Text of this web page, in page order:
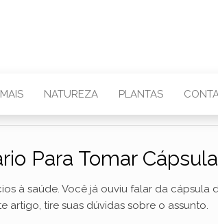
NATUREZA PLANTAS
Para Tomar
à saúde. Você já ouviu falar da
artigo, tire suas dúvidas sobre o assunto.